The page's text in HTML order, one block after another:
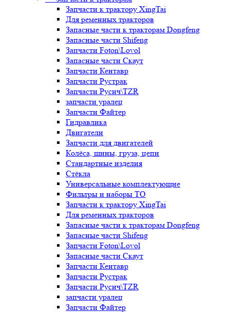
Запчасти к трактору XingTai
Для ременных тракторов
Запасные части к тракторам Dongfeng
Запасные части Shifeng
Запчасти Foton\Lovol
Запасные части Скаут
Запчасти Кентавр
Запчасти Рустрак
Запчасти Русич\TZR
запчасти уралец
Запчасти Файтер
Гидравлика
Двигатели
Запчасти для двигателей
Колёса, шины, груза, цепи
Стандартные изделия
Стёкла
Универсальные комплектующие
Фильтры и наборы ТО
Запчасти к трактору XingTai
Для ременных тракторов
Запасные части к тракторам Dongfeng
Запасные части Shifeng
Запчасти Foton\Lovol
Запасные части Скаут
Запчасти Кентавр
Запчасти Рустрак
Запчасти Русич\TZR
запчасти уралец
Запчасти Файтер